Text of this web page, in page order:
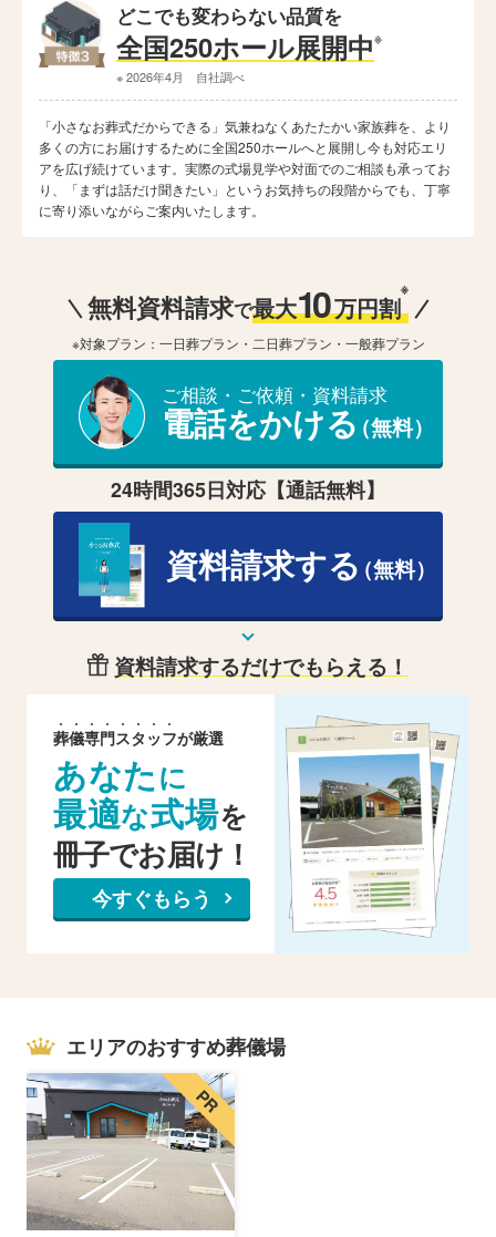
どこでも変わらない品質を
全国250ホール展開中※
※ 2026年4月 自社調べ
「小さなお葬式だからできる」気兼ねなくあたたかい家族葬を、より
多くの方にお届けするために全国250ホールへと展開し今も対応エリ
アを広げ続けています。実際の式場見学や対面でのご相談も承ってお
り、「まずは話だけ聞きたい」というお気持ちの段階からでも、丁寧
に寄り添いながらご案内いたします。
無料資料請求で最大10万円割
※
※対象プラン：一日葬プラン・二日葬プラン・一般葬プラン
ご相談・ご依頼・資料請求
電話をかける（無料）
24時間365日対応【通話無料】
資料請求する（無料）
資料請求するだけでもらえる！
葬儀専門スタ ッフが厳選
あなたに
最適な式場を
冊子でお届け！
今すぐもらう
エリアのおすすめ葬儀場